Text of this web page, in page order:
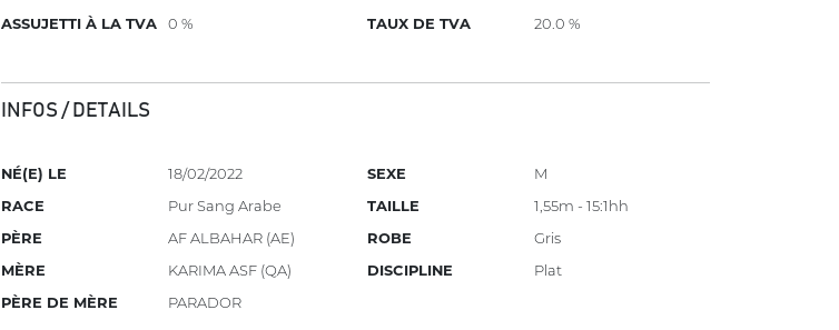
ASSUJETTI À LA TVA 0 % TAUX DE TVA 20.0 %
INFOS / DETAILS
NÉ(E) LE
18/02/2022
RACE
Pur Sang Arabe
PÈRE
AF ALBAHAR (AE)
MÈRE
KARIMA ASF (QA)
PÈRE DE MÈRE
PARADOR
SEXE
M
TAILLE
1,55m - 15:1hh
ROBE
Gris
DISCIPLINE
Plat